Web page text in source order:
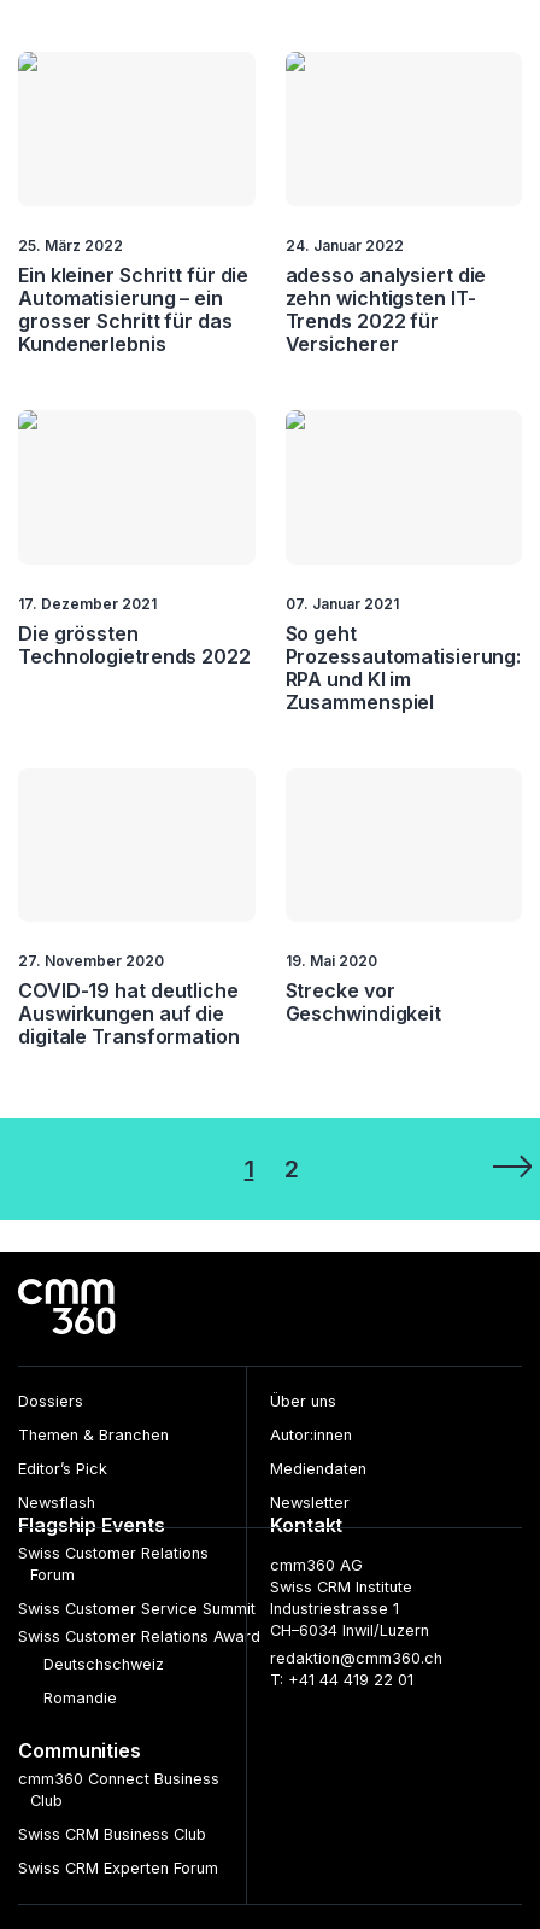
25. März 2022
Ein kleiner Schritt für die
Automatisierung – ein
grosser Schritt für das
Kundenerlebnis
24. Januar 2022
adesso analysiert die
zehn wichtigsten IT-
Trends 2022 für
Versicherer
17. Dezember 2021
Die grössten
Technologietrends 2022
07. Januar 2021
So geht
Prozessautomatisierung:
RPA und KI im
Zusammenspiel
27. November 2020
COVID-19 hat deutliche
Auswirkungen auf die
digitale Transformation
19. Mai 2020
Strecke vor
Geschwindigkeit
Seitennummerierung
der
Beiträge
1 2
Dossiers
Themen & Branchen
Editor’s Pick
Newsflash
Über uns
Autor:innen
Mediendaten
Newsletter
Flagship Events
Swiss Customer Relations
Forum
Swiss Customer Service Summit
Swiss Customer Relations Award
Deutschschweiz
Romandie
Communities
cmm360 Connect Business
Club
Swiss CRM Business Club
Swiss CRM Experten Forum
Kontakt
cmm360 AG
Swiss CRM Institute
Industriestrasse 1
CH–6034 Inwil/Luzern
redaktion@cmm360.ch
T: +41 44 419 22 01